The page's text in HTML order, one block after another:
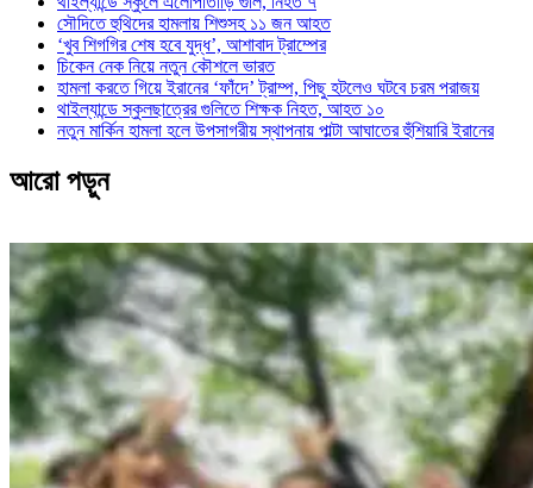
সৌদিতে হুথিদের হামলায় শিশুসহ ১১ জন আহত
‘খুব শিগগির শেষ হবে যুদ্ধ’, আশাবাদ ট্রাম্পের
চিকেন নেক নিয়ে নতুন কৌশলে ভারত
হামলা করতে গিয়ে ইরানের ‘ফাঁদে’ ট্রাম্প, পিছু হটলেও ঘটবে চরম পরাজয়
থাইল্যান্ডে স্কুলছাত্রের গুলিতে শিক্ষক নিহত, আহত ১০
নতুন মার্কিন হামলা হলে উপসাগরীয় স্থাপনায় পাল্টা আঘাতের হুঁশিয়ারি ইরানের
আরো পড়ুন